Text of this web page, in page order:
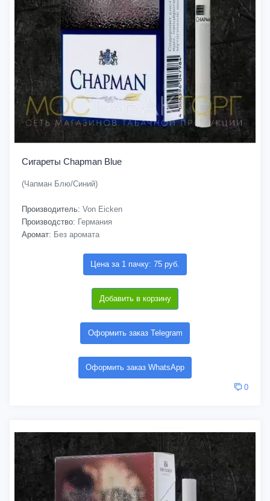
Сигареты Chapman Blue
(Чапман Блю/Синий)
Производитель: Von Eicken
Производство: Германия
Аромат: Без аромата
Цена за 1 пачку: 75 руб.
Добавить в корзину
Оформить заказ Telegram
Оформить заказ WhatsApp
0